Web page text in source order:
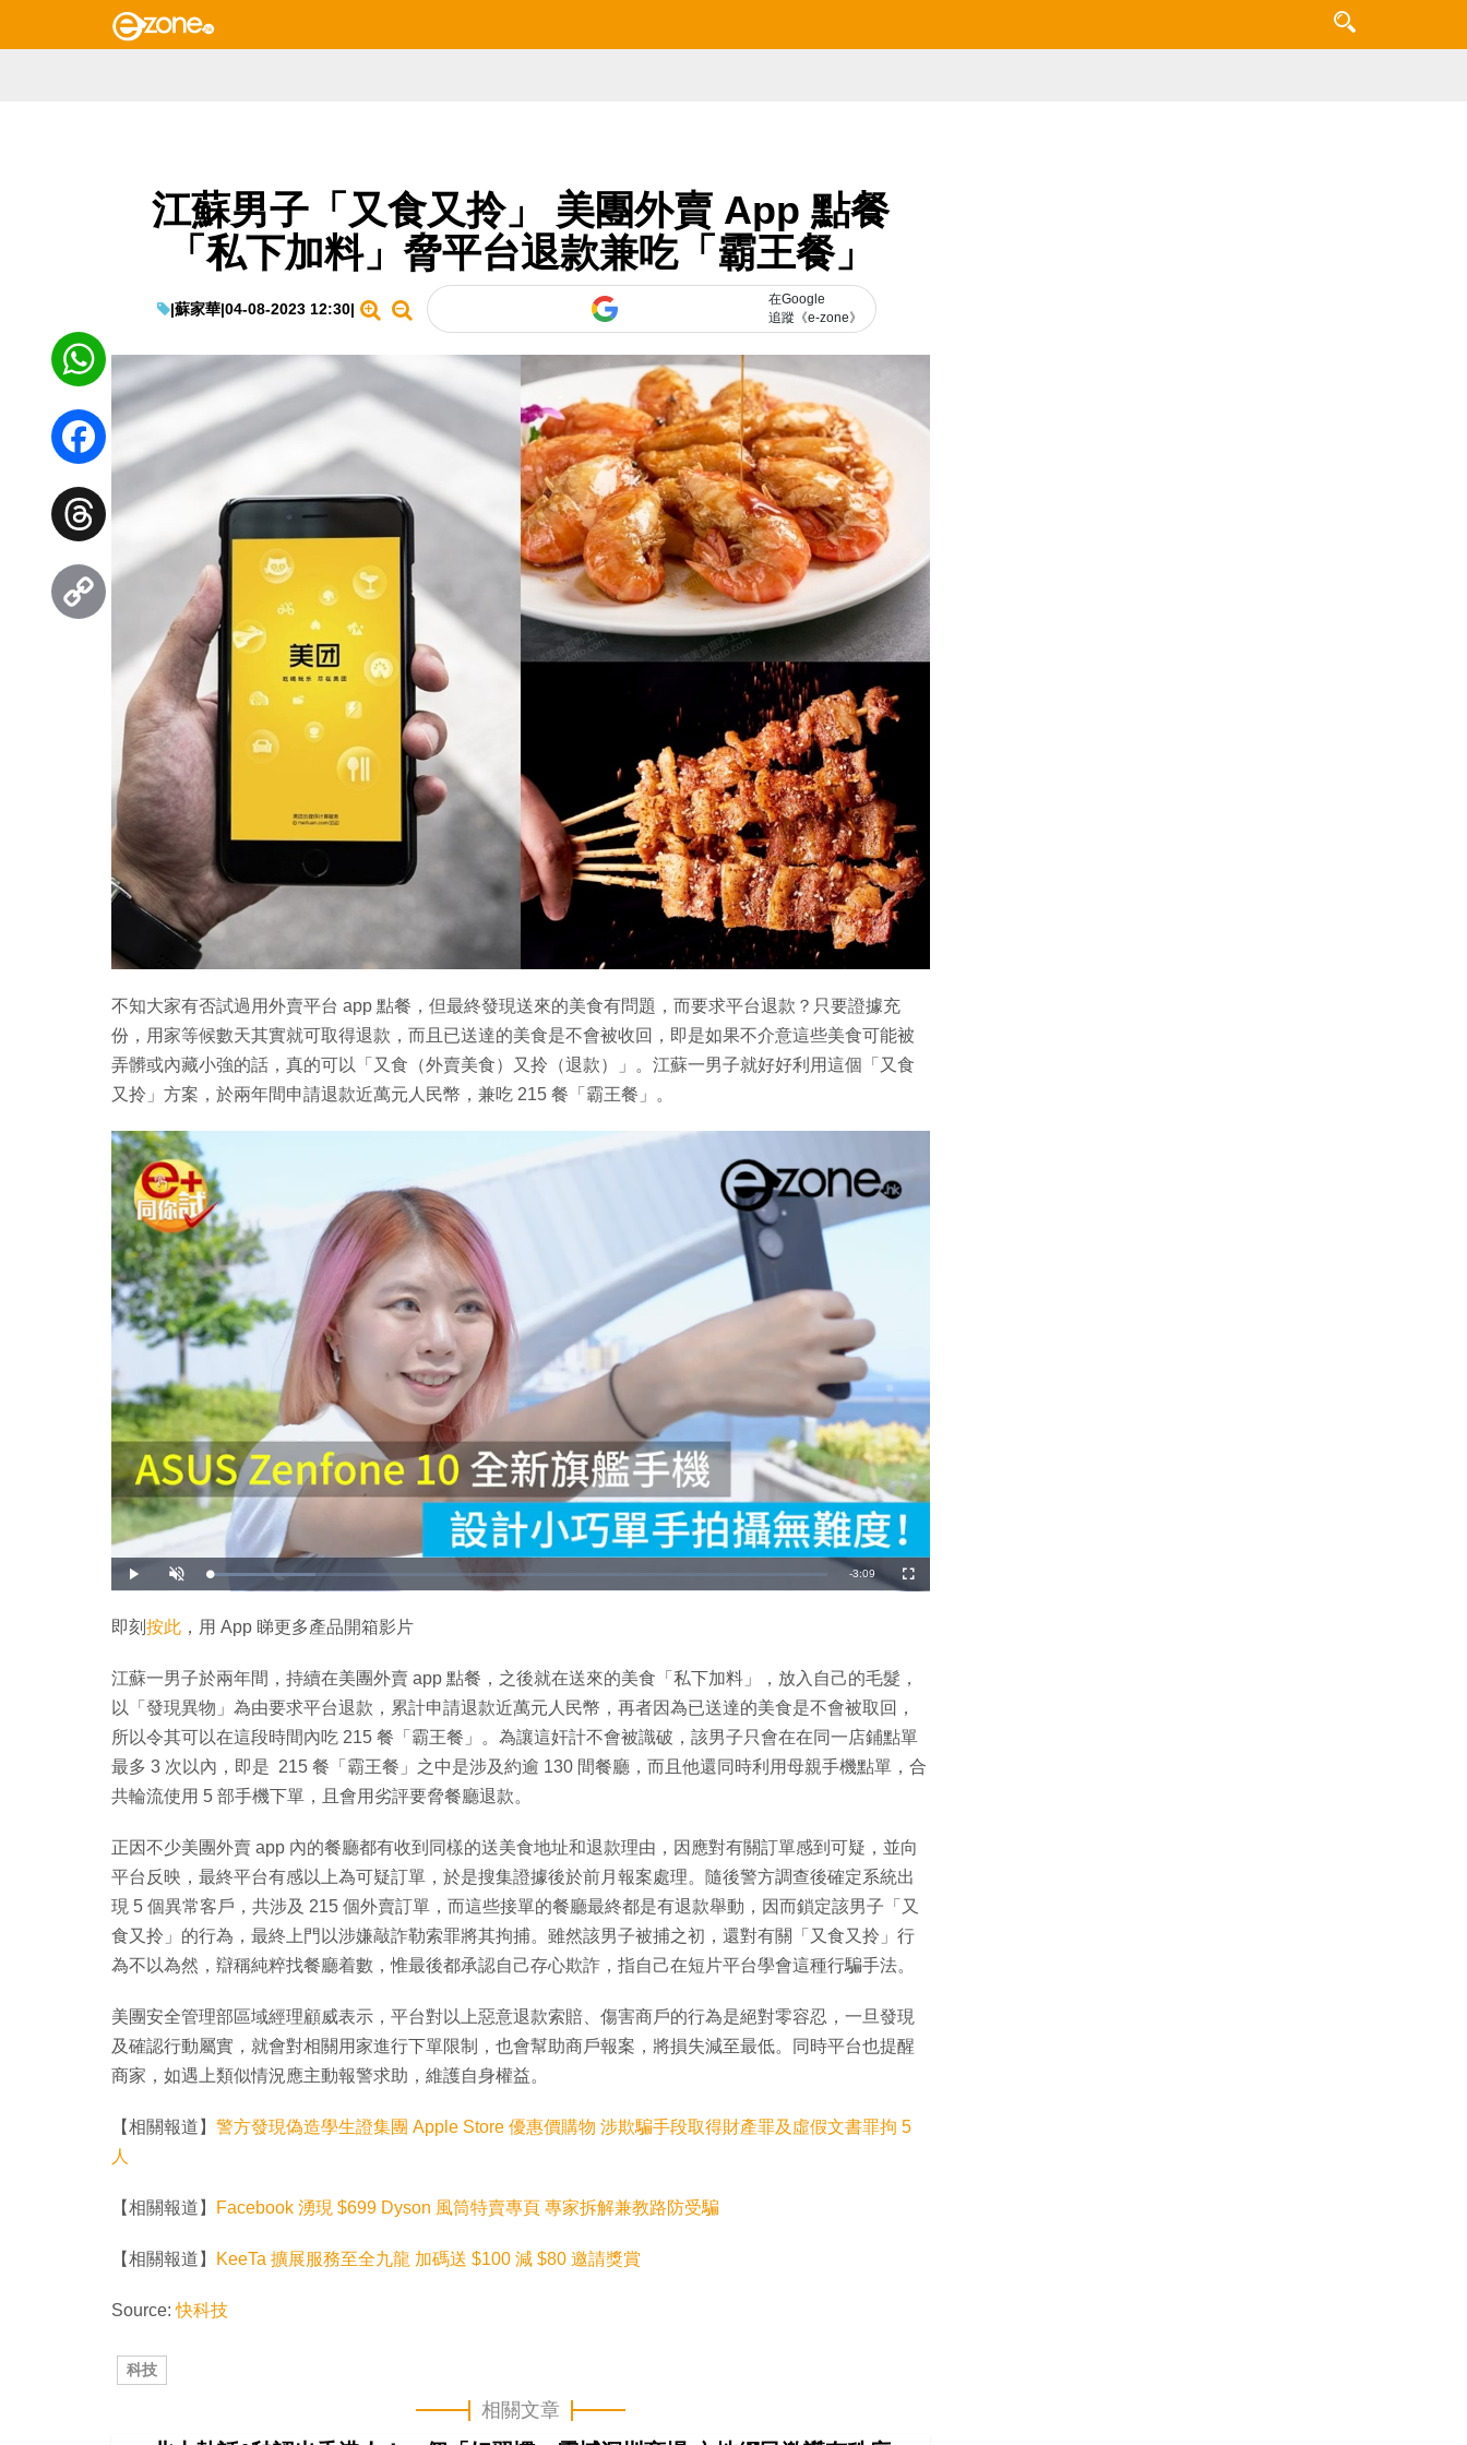
江蘇男子「又食又拎」 美團外賣 App 點餐
「私下加料」脅平台退款兼吃「霸王餐」
|蘇家華|04-08-2023 12:30|
在Google
追蹤《e-zone》
不知大家有否試過用外賣平台 app 點餐，但最終發現送來的美食有問題，而要求平台退款？只要證據充
份，用家等候數天其實就可取得退款，而且已送達的美食是不會被收回，即是如果不介意這些美食可能被
弄髒或內藏小強的話，真的可以「又食（外賣美食）又拎（退款）」。江蘇一男子就好好利用這個「又食
又拎」方案，於兩年間申請退款近萬元人民幣，兼吃 215 餐「霸王餐」。
播
放
開
啟
載
入
:
1
4
%
剩
間
-3:09
全
螢
即刻 按此 ，用 App 睇更多產品開箱影片
江蘇一男子於兩年間，持續在美團外賣 app 點餐，之後就在送來的美食「私下加料」，放入自己的毛髮，
以「發現異物」為由要求平台退款，累計申請退款近萬元人民幣，再者因為已送達的美食是不會被取回，
所以令其可以在這段時間內吃 215 餐「霸王餐」。為讓這奸計不會被識破，該男子只會在在同一店鋪點單
最多 3 次以內，即是 215 餐「霸王餐」之中是涉及約逾 130 間餐廳，而且他還同時利用母親手機點單，合
共輪流使用 5 部手機下單，且會用劣評要脅餐廳退款。
正因不少美團外賣 app 內的餐廳都有收到同樣的送美食地址和退款理由，因應對有關訂單感到可疑，並向
平台反映，最終平台有感以上為可疑訂單，於是搜集證據後於前月報案處理。隨後警方調查後確定系統出
現 5 個異常客戶，共涉及 215 個外賣訂單，而這些接單的餐廳最終都是有退款舉動，因而鎖定該男子「又
食又拎」的行為，最終上門以涉嫌敲詐勒索罪將其拘捕。雖然該男子被捕之初，還對有關「又食又拎」行
為不以為然，辯稱純粹找餐廳着數，惟最後都承認自己存心欺詐，指自己在短片平台學會這種行騙手法。
美團安全管理部區域經理顧威表示，平台對以上惡意退款索賠、傷害商戶的行為是絕對零容忍，一旦發現
及確認行動屬實，就會對相關用家進行下單限制，也會幫助商戶報案，將損失減至最低。同時平台也提醒
商家，如遇上類似情況應主動報警求助，維護自身權益。
【相關報道】 警方發現偽造學生證集團 Apple Store 優惠價購物 涉欺騙手段取得財產罪及虛假文書罪拘 5
人
【相關報道】 Facebook 湧現 $699 Dyson 風筒特賣專頁 專家拆解兼教路防受騙
【相關報道】 KeeTa 擴展服務至全九龍 加碼送 $100 減 $80 邀請獎賞
Source:快科技
科技
相關文章
WhatsApp
Facebook
Threads